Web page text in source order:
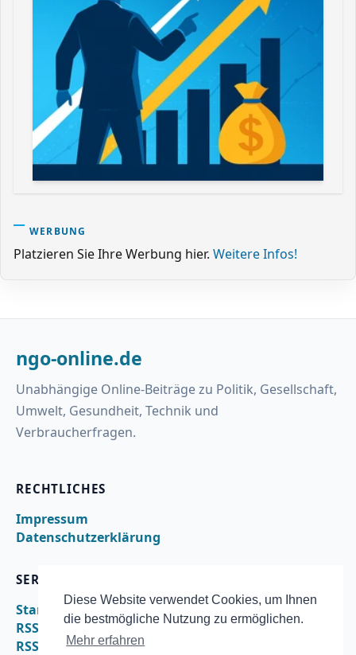
Diese Website verwendet Cookies, um Ihnen
die bestmögliche Nutzung zu ermöglichen.
Mehr erfahren
WERBUNG
Platzieren Sie Ihre Werbung hier. Weitere Infos!
ngo-online.de
Unabhängige Online-Beiträge zu Politik, Gesellschaft,
Umwelt, Gesundheit, Technik und
Verbraucherfragen.
RECHTLICHES
Impressum
Datenschutzerklärung
SERVICE
Startseite
RSS
RSS – nachrichten